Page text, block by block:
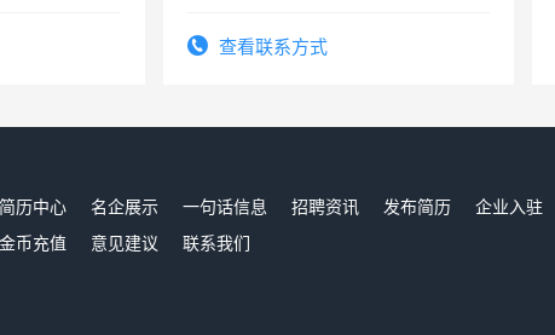
查看联系方式
简历中心 名企展示 一句话信息 招聘资讯 发布简历 企业入驻
金币充值 意见建议 联系我们